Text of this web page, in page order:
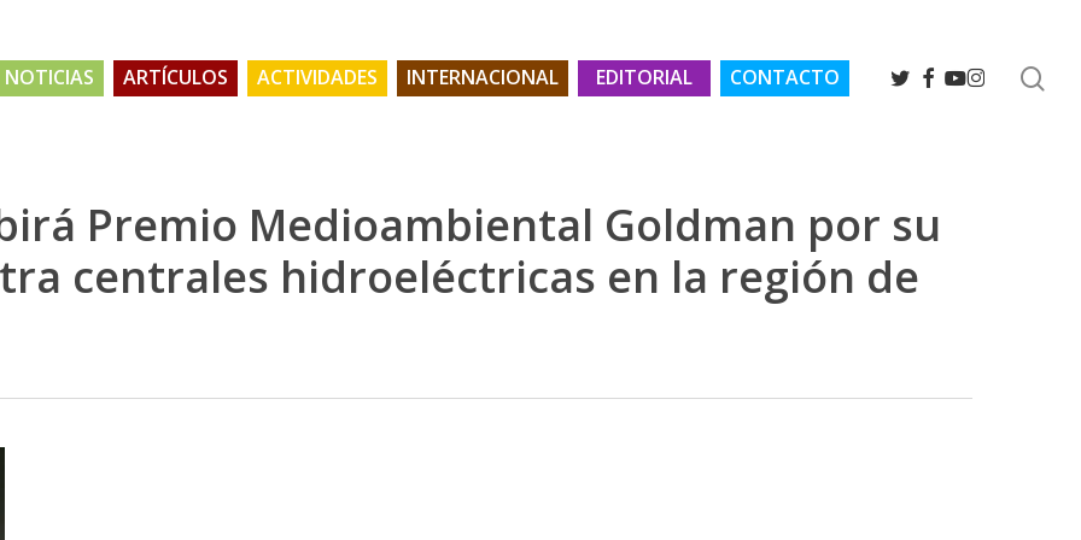
NOTICIAS ARTÍCULOS ACTIVIDADES INTERNACIONAL EDITORIAL CONTACTO TWITTER
FACEBOOK
YOUTUBE
INSTAGRAM
Premio Medioambiental Goldman por su
centrales hidroeléctricas en la región de